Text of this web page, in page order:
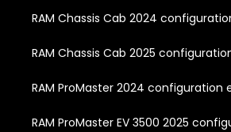
RAM Chassis Cab 2024
RAM Chassis Cab 2025
RAM ProMaster 2024 configuration
RAM ProMaster EV 3500 2025